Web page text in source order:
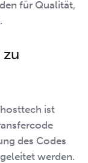
für Qualität,
ist
des Codes
werden.